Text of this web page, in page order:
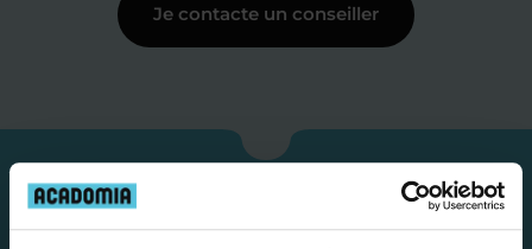
Je contacte un conseiller